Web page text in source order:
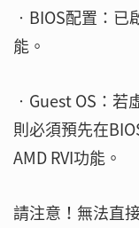
‧BIOS配置：已
能。
‧Guest OS：若
則必須預先在
AMD RVI功能。
請注意！無法直